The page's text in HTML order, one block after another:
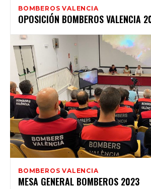
BOMBEROS VALENCIA
OPOSICIÓN BOMBEROS VALENCIA
BOMBEROS VALENCIA
MESA GENERAL BOMBEROS 2023